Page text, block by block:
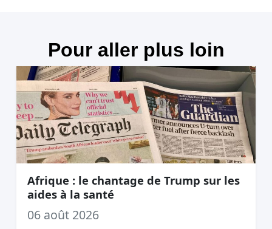
Pour aller plus loin
Afrique : le chantage de Trump sur les
aides à la santé
06 août 2026